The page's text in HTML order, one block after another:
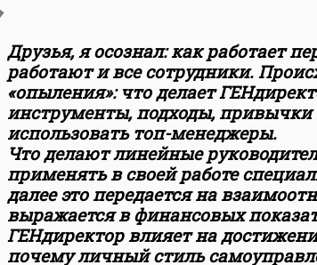
Друзья, я осознал: как работает
работают и все сотрудники.
«опыления»: что делает
инструменты, подходы, привычки
использовать топ-менеджеры.
Что делают линейные
применять в своей работе
далее это передается на
выражается в финансовых
ГЕНдиректор влияет на
почему личный стиль